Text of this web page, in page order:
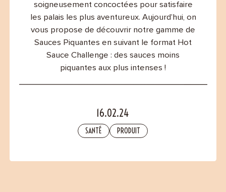
soigneusement concoctées pour satisfaire
les palais les plus aventureux. Aujourd’hui, on
vous propose de découvrir notre gamme de
Sauces Piquantes en suivant le format Hot
Sauce Challenge : des sauces moins
piquantes aux plus intenses !
16.02.24
SANTÉ PRODUIT